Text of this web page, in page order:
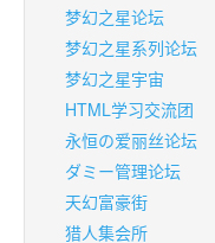
梦幻之星论坛
梦幻之星系列论坛
梦幻之星宇宙
HTML学习交流团
永恒の爱丽丝论坛
ダミー管理论坛
天幻富豪街
猎人集会所